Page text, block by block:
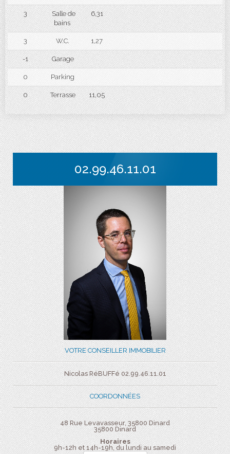
3
Salle de
bains
6,31
3 W.C. 1,27
-1 Garage
0 Parking
0 Terrasse 11,05
02.99.46.11.01
VOTRE CONSEILLER IMMOBILIER
Nicolas RéBUFFé 02.99.46.11.01
COORDONNÉES
48 Rue Levavasseur, 35800 Dinard
35800 Dinard
Horaires
9h-12h et 14h-19h, du lundi au samedi